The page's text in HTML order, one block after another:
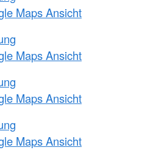
Maps Ansicht
Maps Ansicht
Maps Ansicht
Maps Ansicht